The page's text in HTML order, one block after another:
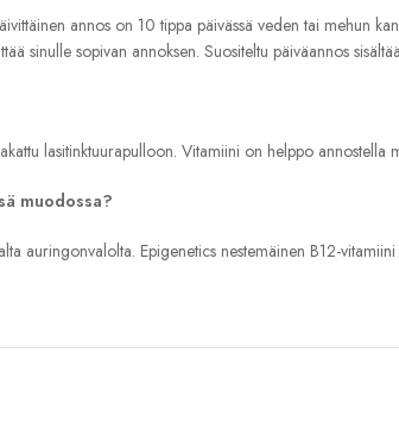
annos on 10 tippa päivässä veden tai mehun
sinulle sopivan annoksen. Suositeltu päiväannos
lasitinktuurapulloon. Vitamiini on helppo
muodossa?
auringonvalolta. Epigenetics nestemäinen B12-